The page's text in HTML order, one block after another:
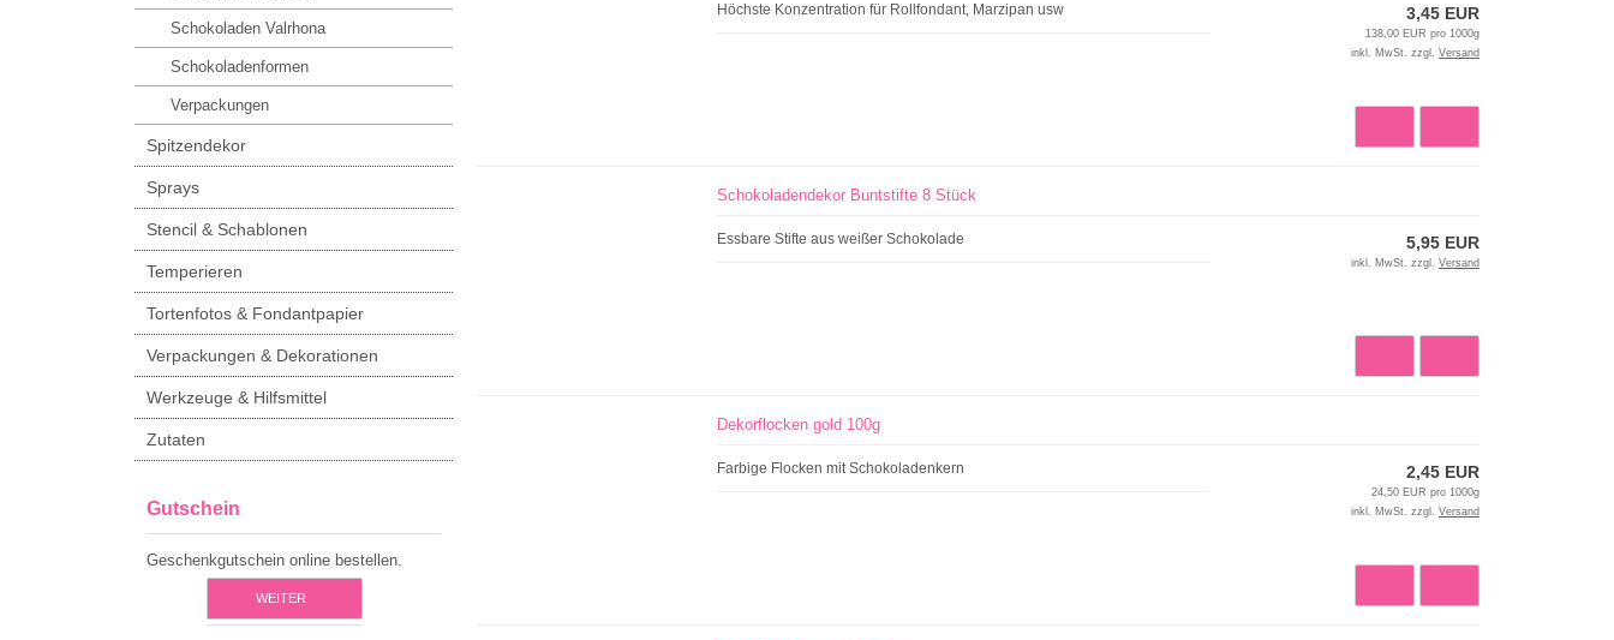
Höchste Konzentration für Rollfondant, Marzipan usw 3,45 EUR
138,00 EUR pro 1000g
inkl. MwSt. zzgl. Versand
Schokoladendekor Buntstifte 8 Stück
Essbare Stifte aus weißer Schokolade 5,95 EUR
inkl. MwSt. zzgl. Versand
Dekorflocken gold 100g
Farbige Flocken mit Schokoladenkern 2,45 EUR
24,50 EUR pro 1000g
inkl. MwSt. zzgl. Versand
Schokoladen Valrhona
Schokoladenformen
Verpackungen
Spitzendekor
Sprays
Stencil & Schablonen
Temperieren
Tortenfotos & Fondantpapier
Verpackungen & Dekorationen
Werkzeuge & Hilfsmittel
Zutaten
Gutschein
Geschenkgutschein online bestellen.
WEITER